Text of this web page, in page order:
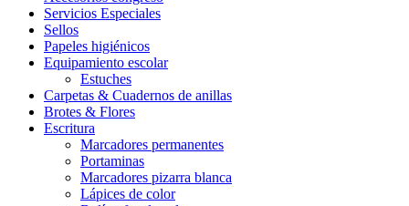
Servicios Especiales
Sellos
Papeles higiénicos
Equipamiento escolar
Estuches
Carpetas & Cuadernos de anillas
Brotes & Flores
Escritura
Marcadores permanentes
Portaminas
Marcadores pizarra blanca
Lápices de color